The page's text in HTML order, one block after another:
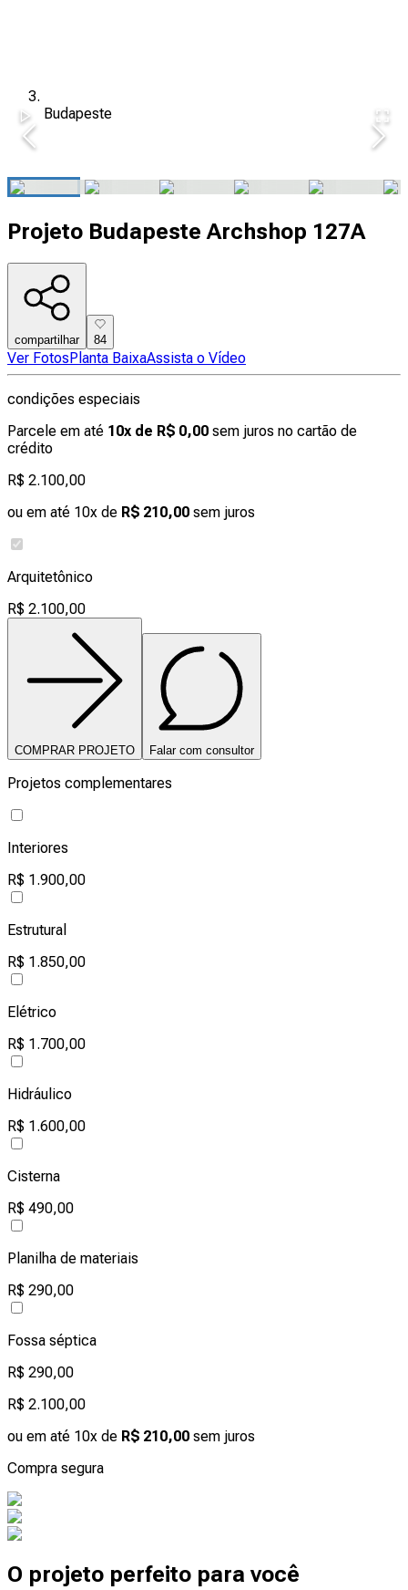
Budapeste
Projeto Budapeste Archshop 127A
compartilhar 84
Ver FotosPlanta BaixaAssista o Vídeo
condições especiais
Parcele em até 10x de R$ 0,00 sem juros no cartão de
crédito
R$ 2.100,00
ou em até 10x de R$ 210,00 sem juros
Arquitetônico
R$ 2.100,00
COMPRAR PROJETO Falar com consultor
Projetos complementares
Interiores
R$ 1.900,00
Estrutural
R$ 1.850,00
Elétrico
R$ 1.700,00
Hidráulico
R$ 1.600,00
Cisterna
R$ 490,00
Planilha de materiais
R$ 290,00
Fossa séptica
R$ 290,00
R$ 2.100,00
ou em até 10x de R$ 210,00 sem juros
Compra segura
O projeto perfeito para você